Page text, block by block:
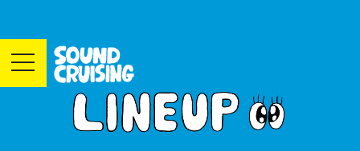
toggle
navigation